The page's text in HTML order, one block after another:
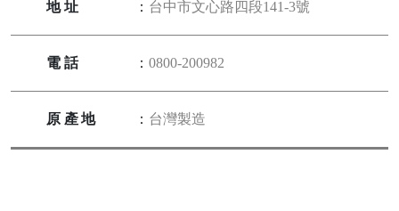
地址 ： 台中市文心路四段141-3號
電話 ：0800-200982
原產地 ： 台灣製造